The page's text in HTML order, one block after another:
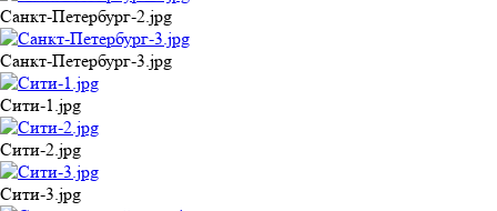
Санкт-Петербург-2.jpg
Санкт-Петербург-3.jpg
Сити-1.jpg
Сити-2.jpg
Сити-3.jpg